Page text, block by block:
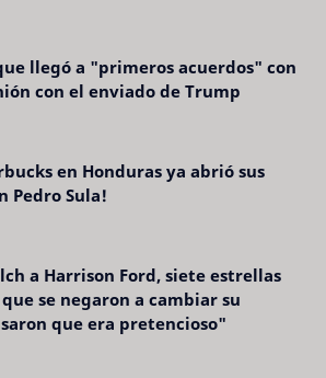
llegó a "primeros acuerdos" con
con el enviado de Trump
en Honduras ya abrió sus
Pedro Sula!
a Harrison Ford, siete estrellas
se negaron a cambiar su
que era pretencioso"